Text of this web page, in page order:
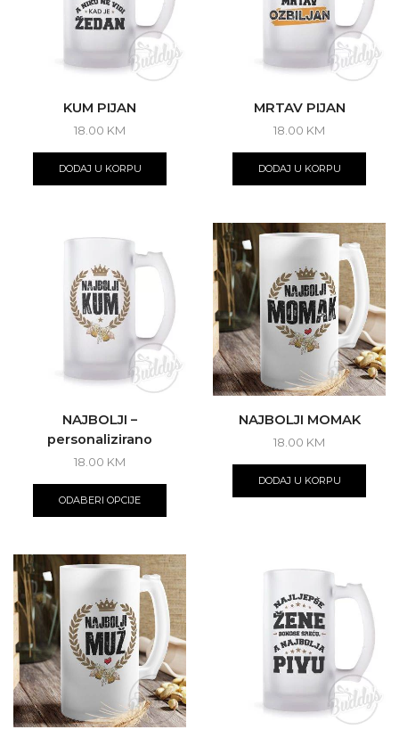
KUM PIJAN
18.00 KM
DODAJ U KORPU
MRTAV PIJAN
18.00 KM
DODAJ U KORPU
NAJBOLJI –
personalizirano
18.00 KM
ODABERI OPCIJE
NAJBOLJI MOMAK
18.00 KM
DODAJ U KORPU